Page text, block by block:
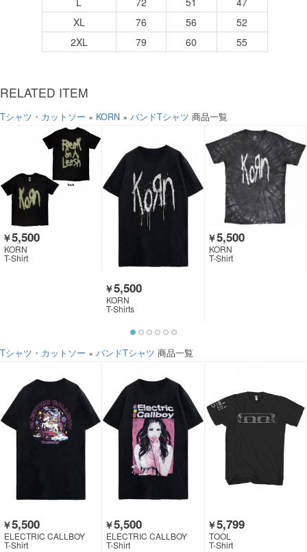
XL
76 56
52
2XL
79 60 55
RELATED ITEM
Tシャツ・カットソー × KORN × バンドTシャツ 商品一覧
￥5,500
KORN
T-Shirt
￥5,500
KORN
T-Shirts
￥5,500
KORN
T-Shirt
Tシャツ・カットソー × バンドTシャツ 商品一覧
￥5,500
ELECTRIC CALLBOY
T-Shirt
￥5,500
ELECTRIC CALLBOY
T-Shirt
￥5,799
TOOL
T-Shirt